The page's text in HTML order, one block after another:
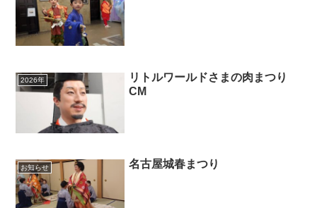
2026年
リトルワールドさまの肉まつり
CM
お知らせ 名古屋城春まつり